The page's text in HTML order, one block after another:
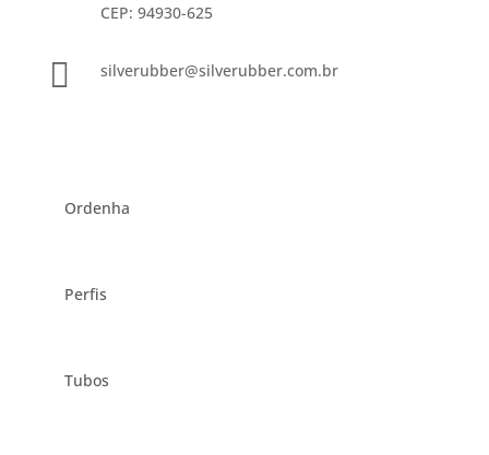
CEP: 94930-625
 silverubber@silverubber.com.br
Ordenha
Perfis
Tubos